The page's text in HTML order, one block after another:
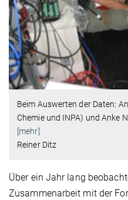
Beim Auswerten der Daten:
Chemie und INPA) und Anke
[mehr]
Reiner Ditz
Über ein Jahr lang
Zusammenarbeit mit der